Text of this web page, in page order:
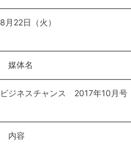
8月22日（火）
媒
ビジネスチャンス 2017年10月号
内